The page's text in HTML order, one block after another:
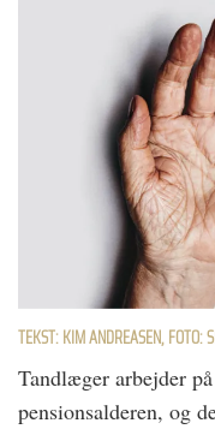
TEKST: KIM ANDREASEN, FOTO:
Tandlæger arbejder
pensionsalderen, og